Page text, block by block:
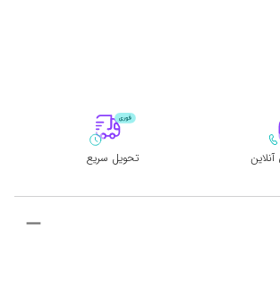
تحویل سریع